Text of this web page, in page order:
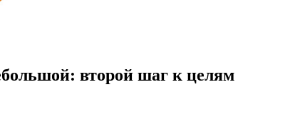
второй шаг к целям